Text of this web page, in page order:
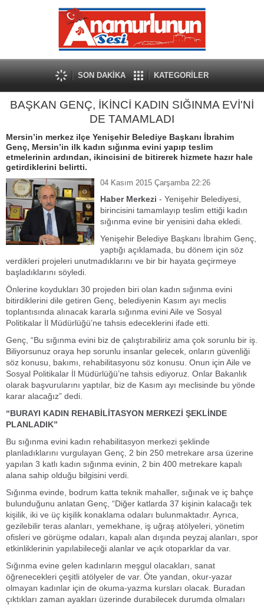
SON DAKİKA KATEGORİLER
BAŞKAN GENÇ, İKİNCİ KADIN SIĞINMA EVİ'Nİ
DE TAMAMLADI
Mersin’in merkez ilçe Yenişehir Belediye Başkanı İbrahim
Genç, Mersin’in ilk kadın sığınma evini yapıp teslim
etmelerinin ardından, ikincisini de bitirerek hizmete hazır hale
getirdiklerini belirtti.
04 Kasım 2015 Çarşamba 22:26
Haber Merkezi - Yenişehir Belediyesi,
birincisini tamamlayıp teslim ettiği kadın
sığınma evine bir yenisini daha ekledi.
Yenişehir Belediye Başkanı İbrahim Genç,
yaptığı açıklamada, bu dönem için söz
verdikleri projeleri unutmadıklarını ve bir bir hayata geçirmeye
başladıklarını söyledi.
Önlerine koydukları 30 projeden biri olan kadın sığınma evini
bitirdiklerini dile getiren Genç, belediyenin Kasım ayı meclis
toplantısında alınacak kararla sığınma evini Aile ve Sosyal
Politikalar İl Müdürlüğü’ne tahsis edeceklerini ifade etti.
Genç, “Bu sığınma evini biz de çalıştırabiliriz ama çok sorunlu bir iş.
Biliyorsunuz oraya hep sorunlu insanlar gelecek, onların güvenliği
söz konusu, bakımı, rehabilitasyonu söz konusu. Onun için Aile ve
Sosyal Politikalar İl Müdürlüğü’ne tahsis ediyoruz. Onlar Bakanlık
olarak başvurularını yaptılar, biz de Kasım ayı meclisinde bu yönde
karar alacağız” dedi.
“BURAYI KADIN REHABİLİTASYON MERKEZİ ŞEKLİNDE
PLANLADIK”
Bu sığınma evini kadın rehabilitasyon merkezi şeklinde
planladıklarını vurgulayan Genç, 2 bin 250 metrekare arsa üzerine
yapılan 3 katlı kadın sığınma evinin, 2 bin 400 metrekare kapalı
alana sahip olduğu bilgisini verdi.
Sığınma evinde, bodrum katta teknik mahaller, sığınak ve iç bahçe
bulunduğunu anlatan Genç, “Diğer katlarda 37 kişinin kalacağı tek
kişilik, iki ve üç kişilik konaklama odaları bulunmaktadır. Ayrıca,
gezilebilir teras alanları, yemekhane, iş uğraş atölyeleri, yönetim
ofisleri ve görüşme odaları, kapalı alan dışında peyzaj alanları, spor
etkinliklerinin yapılabileceği alanlar ve açık otoparklar da var.
Sığınma evine gelen kadınların meşgul olacakları, sanat
öğrenecekleri çeşitli atölyeler de var. Öte yandan, okur-yazar
olmayan kadınlar için de okuma-yazma kursları olacak. Buradan
çıktıkları zaman ayakları üzerinde durabilecek durumda olmaları